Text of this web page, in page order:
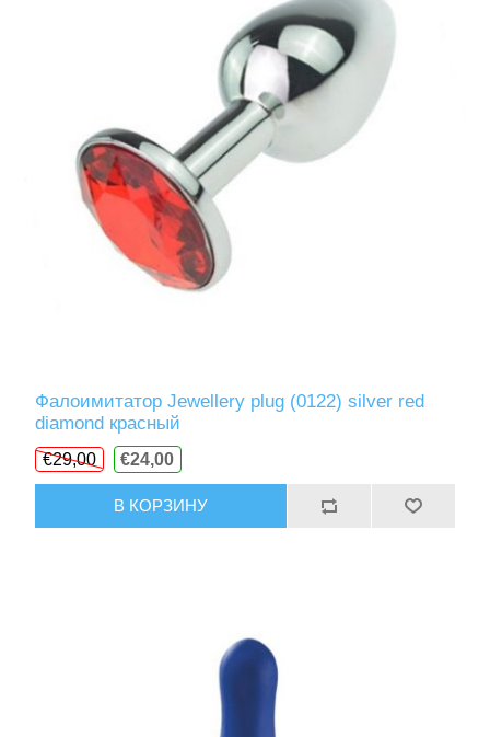
Фалоимитатор Jewellery plug (0122) silver red
diamond красный
€29,00 €24,00
В КОРЗИНУ